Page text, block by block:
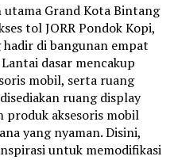
Grand Kota Bintang
tol JORR Pondok Kopi,
di bangunan empat
dasar mencakup
mobil, serta ruang
ruang display
produk aksesoris mobil
yang nyaman. Disini,
untuk memodifikasi